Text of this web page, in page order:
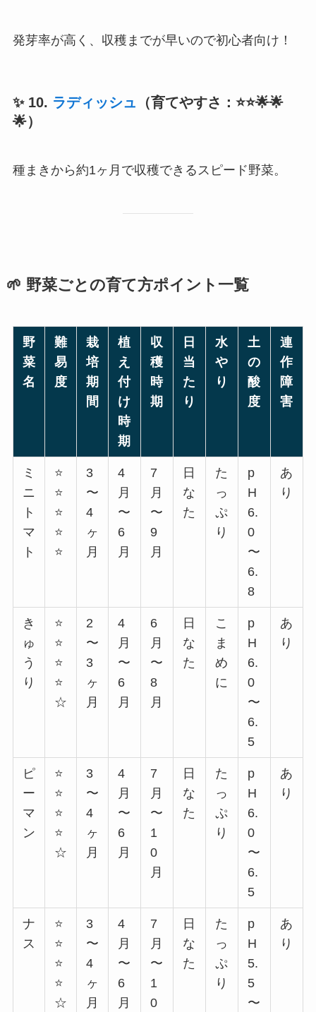
発芽率が高く、収穫までが早いので初心者向け！
✨ 10. ラディッシュ （育てやすさ：⭐⭐🌟🌟
🌟）
種まきから約1ヶ月で収穫できるスピード野菜。
🌱 野菜ごとの育て方ポイント一覧
野
菜
名
難
易
度
栽
培
期
間
植
え
付
け
時
期
収
穫
時
期
日
当
た
り
水
や
り
土
の
酸
度
連
作
障
害
ミ
ニ
ト
マ
ト
⭐
⭐
⭐
⭐
⭐
3
〜
4
ヶ
月
4
月
〜
6
月
7
月
〜
9
月
日
な
た
た
っ
ぷ
り
p
H
6.
0
〜
6.
8
あ
り
き
ゅ
う
り
⭐
⭐
⭐
⭐
☆
2
〜
3
ヶ
月
4
月
〜
6
月
6
月
〜
8
月
日
な
た
こ
ま
め
に
p
H
6.
0
〜
6.
5
あ
り
ピ
ー
マ
ン
⭐
⭐
⭐
⭐
☆
3
〜
4
ヶ
月
4
月
〜
6
月
7
月
〜
1
0
月
日
な
た
た
っ
ぷ
り
p
H
6.
0
〜
6.
5
あ
り
ナ
ス
⭐
⭐
⭐
⭐
☆
3
〜
4
ヶ
月
4
月
〜
6
月
7
月
〜
1
0
日
な
た
た
っ
ぷ
り
p
H
5.
5
〜
あ
り